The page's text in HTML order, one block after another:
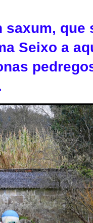
que
Seixo a